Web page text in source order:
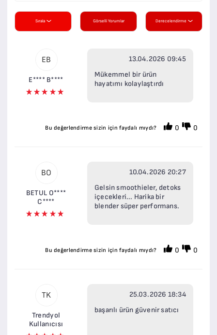
Sırala Görselli Yorumlar Derecelendirme
EB
E**** B****
13.04.2026 09:45
Mükemmel bir ürün
hayatımı kolaylaştırdı
Bu değerlendirme sizin için faydalı mıydı? 0 0
BO
BETUL O****
C****
10.04.2026 20:27
Gelsin smoothieler, detoks
içecekleri... Harika bir
blender süper performans.
Bu değerlendirme sizin için faydalı mıydı? 0 0
TK
Trendyol
Kullanıcısı
25.03.2026 18:34
başarılı ürün güvenir satıcı